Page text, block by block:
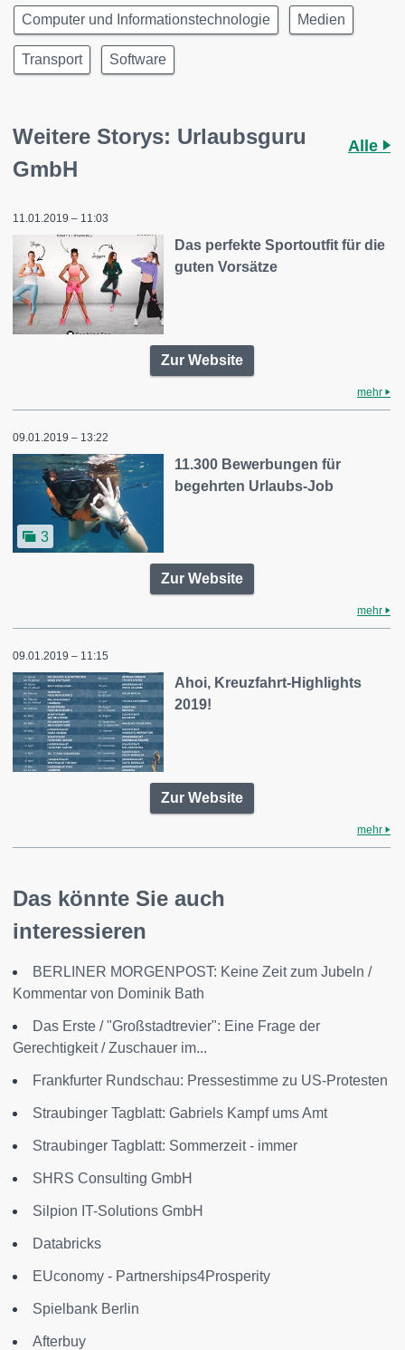
Computer und Informationstechnologie Medien
Transport Software
Weitere Storys: Urlaubsguru
GmbH
Alle
11.01.2019 – 11:03
Das perfekte Sportoutfit für die
guten Vorsätze
Zur Website
mehr
09.01.2019 – 13:22
3
11.300 Bewerbungen für
begehrten Urlaubs-Job
Zur Website
mehr
09.01.2019 – 11:15
Ahoi, Kreuzfahrt-Highlights
2019!
Zur Website
mehr
Das könnte Sie auch
interessieren
BERLINER MORGENPOST: Keine Zeit zum Jubeln /
Kommentar von Dominik Bath
Das Erste / "Großstadtrevier": Eine Frage der
Gerechtigkeit / Zuschauer im...
Frankfurter Rundschau: Pressestimme zu US-Protesten
Straubinger Tagblatt: Gabriels Kampf ums Amt
Straubinger Tagblatt: Sommerzeit - immer
SHRS Consulting GmbH
Silpion IT-Solutions GmbH
Databricks
EUconomy - Partnerships4Prosperity
Spielbank Berlin
Afterbuy